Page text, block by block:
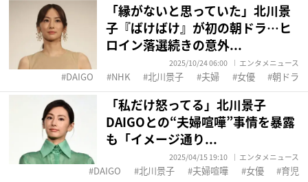
「縁がないと思っていた」北川景
子『ばけばけ』が初の朝ドラ…ヒ
ロイン落選続きの意外...
2025/10/24 06:00 エンタメニュース
DAIGO NHK 北川景子 夫婦 女優 朝ドラ
「私だけ怒ってる」北川景子
DAIGOとの“夫婦喧嘩”事情を暴露
も「イメージ通り...
2025/04/15 19:10 エンタメニュース
DAIGO 北川景子 夫婦喧嘩 女優 育児